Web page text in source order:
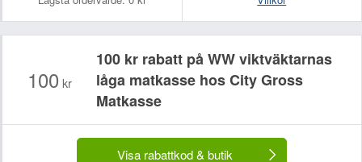
100 kr
100 kr rabatt på WW viktväktarnas
låga matkasse hos City Gross
Matkasse
Visa rabattkod & butik